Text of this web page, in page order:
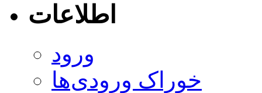
اطلاعات
ورود
خوراک ورودی‌ها